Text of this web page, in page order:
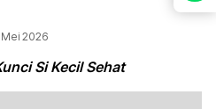
Mei 2026
Si Kecil Sehat